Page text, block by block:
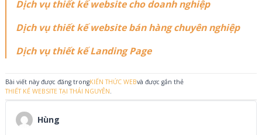
Dịch vụ thiết kế website cho doanh nghiệp
Dịch vụ thiết kế website bán hàng chuyên nghiệp
Dịch vụ thiết kế Landing Page
Bài viết này được đăng trongKIẾN THỨC WEBvà được gắn thẻ
THIẾT KẾ WEBSITE TẠI THÁI NGUYÊN
Hùng